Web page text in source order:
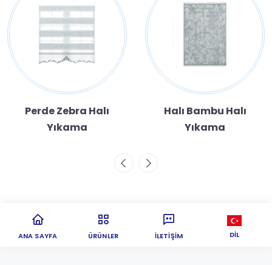
Perde Zebra Halı
Yıkama
Halı Bambu Halı
Yıkama
ANA SAYFA ÜRÜNLER İLETIŞIM DIL